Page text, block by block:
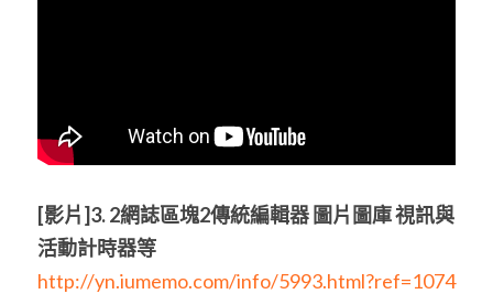
[影片]3. 2網誌區塊2傳統編輯器 圖片圖庫視訊與
活動計時器等
http://yn.iumemo.com/info/5993.html?ref=1074